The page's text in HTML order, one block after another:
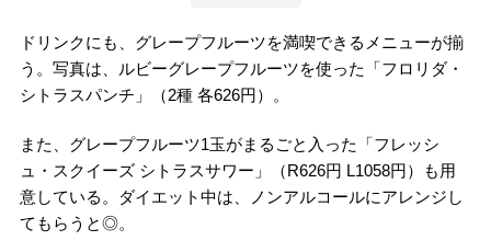
ドリンクにも、グレープフルーツを満喫できるメニューが揃
う。写真は、ルビーグレープフルーツを使った「フロリダ・
シトラスパンチ」（2種 各626円）。
また、グレープフルーツ1玉がまるごと入った「フレッシ
ュ・スクイーズ シトラスサワー」（R626円 L1058円）も用
意している。ダイエット中は、ノンアルコールにアレンジし
てもらうと◎。